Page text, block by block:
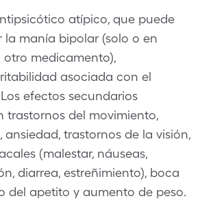
atípico, que puede
la manía bipolar (solo o en
medicamento),
asociada con el
efectos secundarios
trastornos del movimiento,
ansiedad, trastornos de la visión,
(malestar, náuseas,
diarrea, estreñimiento), boca
del apetito y aumento de peso.